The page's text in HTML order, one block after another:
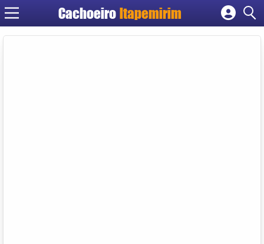
Cachoeiro Itapemirim
Cadastrar empresa